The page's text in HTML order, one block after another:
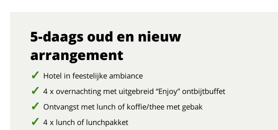
5-daags oud en nieuw
arrangement
Hotel in feestelijke ambiance
4 x overnachting met uitgebreid “Enjoy” ontbijtbuffet
Ontvangst met lunch of koffie/thee met gebak
4 x lunch of lunchpakket